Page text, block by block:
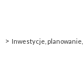
Inwestycje,